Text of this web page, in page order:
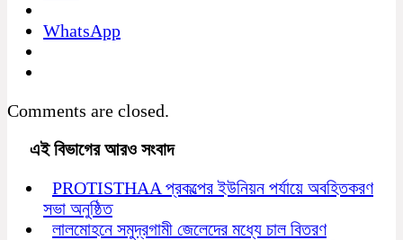
WhatsApp
Comments are closed.
এই বিভাগের আরও সংবাদ
PROTISTHAA প্রকল্পের ইউনিয়ন পর্যায়ে অবহিতকরণ
সভা অনুষ্ঠিত
লালমোহনে সমুদ্রগামী জেলেদের মধ্যে চাল বিতরণ